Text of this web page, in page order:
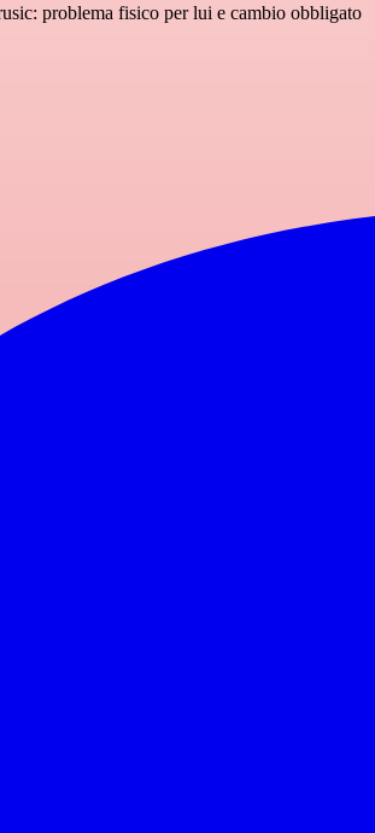
problema fisico per lui e cambio obbligato